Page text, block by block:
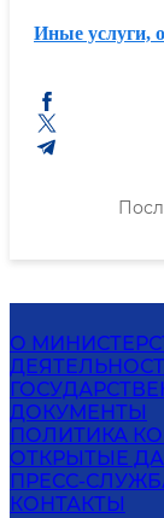
Иные услуги,
О
ДОКУМЕНТЫ
ПОЛИТИКА
ОТКРЫТЫЕ
ПРЕСС-
КОНТАКТЫ